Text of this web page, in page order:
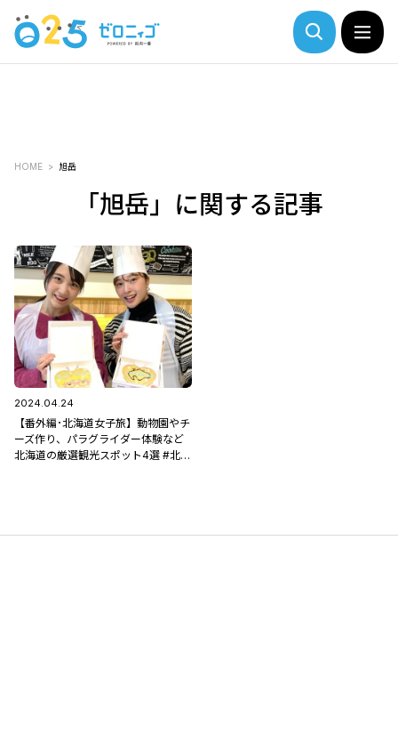
HOME 旭岳
「旭岳」に関する記事
2024.04.24
【番外編･北海道女子旅】動物園やチ
ーズ作り、パラグライダー体験など
北海道の厳選観光スポット4選 #北海